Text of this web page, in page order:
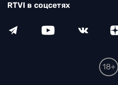
RTVI в соцсетях
18+